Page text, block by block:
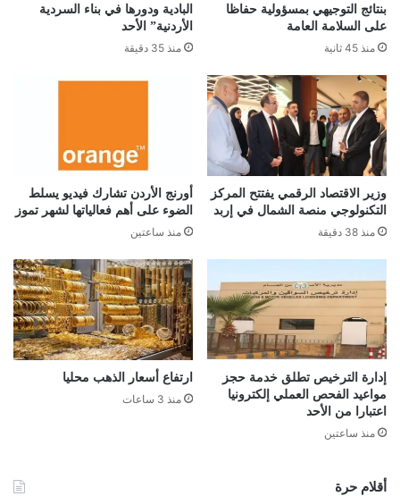
بنتائج التوجيهي بمسؤولية حفاظا
على السلامة العامة
منذ 45 ثانية
البادية ودورها في بناء السردية
الأردنية” الأحد
منذ 35 دقيقة
وزير الاقتصاد الرقمي يفتتح المركز
التكنولوجي منصة الشمال في إربد
منذ 38 دقيقة
أورنج الأردن تشارك فيديو يسلط
الضوء على أهم فعالياتها لشهر تموز
منذ ساعتين
إدارة الترخيص تطلق خدمة حجز
مواعيد الفحص العملي إلكترونيا
اعتبارا من الأحد
منذ ساعتين
ارتفاع أسعار الذهب محليا
منذ 3 ساعات
أقلام حرة